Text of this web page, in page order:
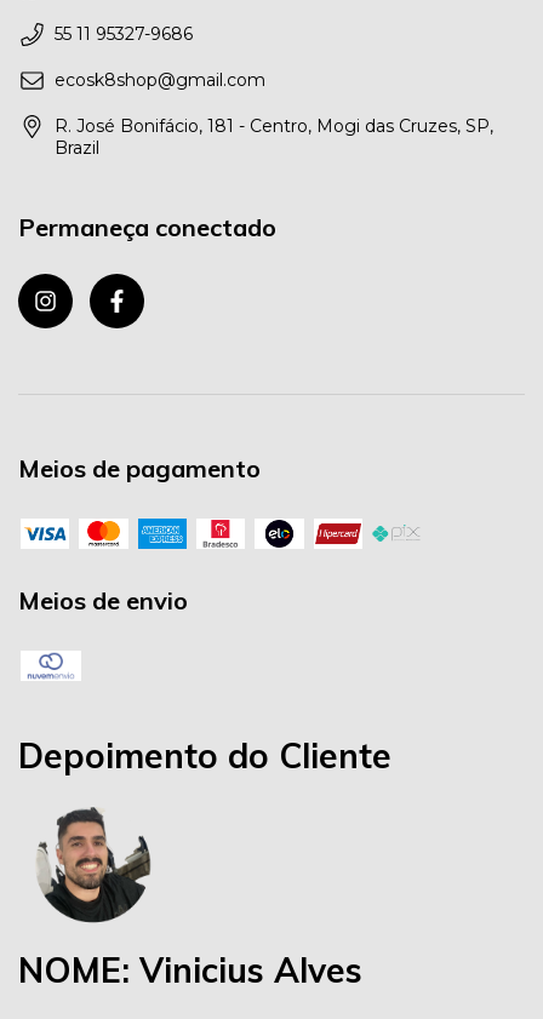
55 11 95327-9686
ecosk8shop@gmail.com
R. José Bonifácio, 181 - Centro, Mogi das Cruzes, SP,
Brazil
Permaneça conectado
Meios de pagamento
Meios de envio
Depoimento do Cliente
NOME: Vinicius Alves